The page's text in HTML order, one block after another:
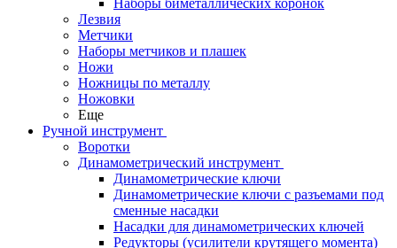
Наборы биметаллических коронок
Лезвия
Метчики
Наборы метчиков и плашек
Ножи
Ножницы по металлу
Ножовки
Еще
Ручной инструмент
Воротки
Динамометрический инструмент
Динамометрические ключи
Динамометрические ключи с разъемами под
сменные насадки
Насадки для динамометрических ключей
Редукторы (усилители крутящего момента)